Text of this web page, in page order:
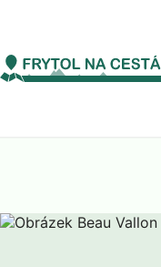
Afrika Seychely